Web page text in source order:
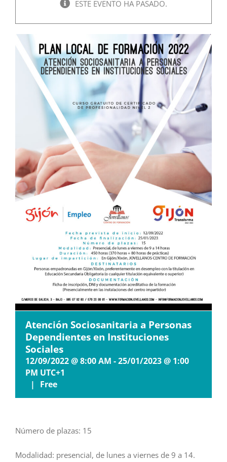
ESTE EVENTO HA PASADO.
Atención Sociosanitaria a Personas
Dependientes en Instituciones
Sociales
12/09/2022 @ 8:00 AM -25/01/2023 @ 1:00
PM UTC+1
|
Free
Número de plazas: 15
Modalidad: presencial, de lunes a viernes de 9 a 14.